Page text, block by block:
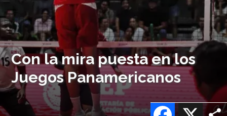
Con la mira puesta en los
Juegos Panamericanos
X
Facebook